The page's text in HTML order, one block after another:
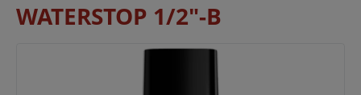
WATERSTOP 1/2"-B